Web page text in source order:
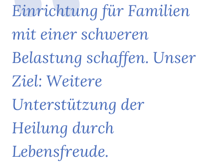
Einrichtung für Familien
mit einer schweren
Belastung schaffen. Unser
Ziel: Weitere
Unterstützung der
Heilung durch
Lebensfreude.